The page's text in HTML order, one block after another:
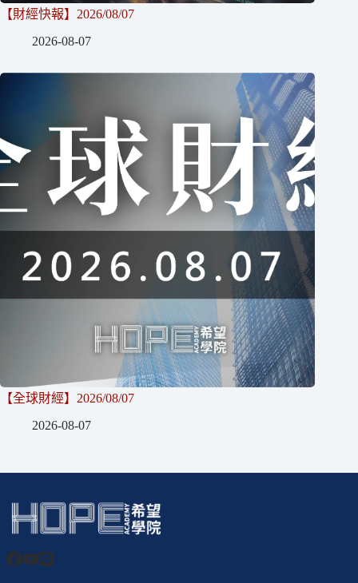
【財經快報】2026/08/07
2026-08-07
【全球財經】2026/08/07
2026-08-07